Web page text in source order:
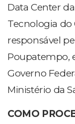
Data Center
Tecnologia do
responsável
Poupatempo,
Governo
Ministério da
COMO